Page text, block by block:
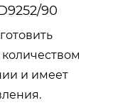
90
и имеет